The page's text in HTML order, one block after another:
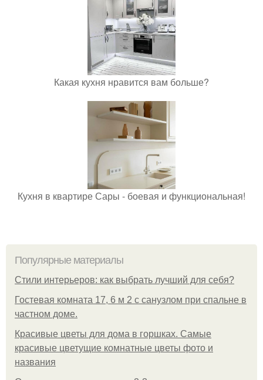
Какая кухня нравится вам больше?
Кухня в квартире Сары - боевая и функциональная!
Популярные материалы
Стили интерьеров: как выбрать лучший для себя?
Гостевая комната 17, 6 м 2 с санузлом при спальне в
частном доме.
Красивые цветы для дома в горшках. Самые
красивые цветущие комнатные цветы фото и
названия